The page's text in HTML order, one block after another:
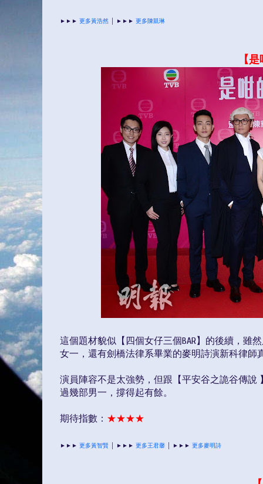
►►► 更多黃浩然 ►►► 更多陳凱琳
【
這個題材貌似【四個女仔三個BAR】的後續，雖
女一，還有劍橋法律系畢業的麥明詩演新科律師
演員陣容不是太強勢，但跟【平安谷之詭谷傳
過幾部男一，撐得起有餘。
期待指數： ★★★★
►►► 更多黃智賢 ►►► 更多王君馨 ►►► 更多麥明詩